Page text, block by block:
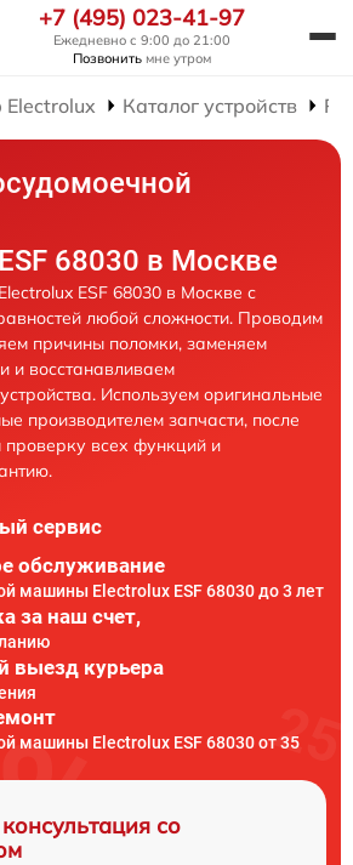
+7 (495) 023-41-97
Ежедневно с 9:00 до 21:00
Позвонить мне утром
Каталог устройств
68030 в Москве
ESF 68030 в Москве с
любой сложности. Проводим
причины поломки, заменяем
и восстанавливаем
Используем оригинальные
производителем запчасти, после
всех функций и
сервис
обслуживание
машины Electrolux ESF 68030 до 3 лет
за наш счет,
выезд курьера
машины Electrolux ESF 68030 от 35
со